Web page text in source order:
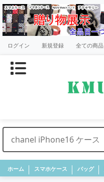
ログイン 新規登録 全ての商品
ホーム スマホケース バッグ